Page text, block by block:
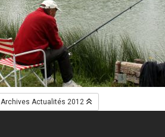
Archives Actualités 2012